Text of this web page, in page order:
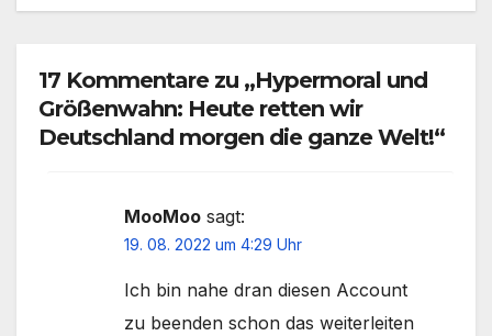
17 Kommentare zu „Hypermoral und
Größenwahn: Heute retten wir
Deutschland morgen die ganze Welt!“
MooMoo sagt:
19. 08. 2022 um 4:29 Uhr
Ich bin nahe dran diesen Account
zu beenden schon das weiterleiten